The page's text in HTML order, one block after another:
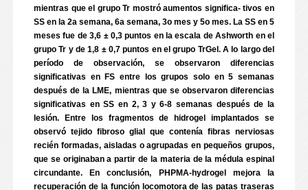
mientras que el grupo Tr mostró aumentos significa- tivos en
SS en la 2a semana, 6a semana, 3o mes y 5o mes. La SS en 5
meses fue de 3,6 ± 0,3 puntos en la escala de Ashworth en el
grupo Tr y de 1,8 ± 0,7 puntos en el grupo TrGel. A lo largo del
período de observación, se observaron diferencias
significativas en FS entre los grupos solo en 5 semanas
después de la LME, mientras que se observaron diferencias
significativas en SS en 2, 3 y 6-8 semanas después de la
lesión. Entre los fragmentos de hidrogel implantados se
observó tejido fibroso glial que contenía fibras nerviosas
recién formadas, aisladas o agrupadas en pequeños grupos,
que se originaban a partir de la materia de la médula espinal
circundante. En conclusión, PHPMA-hydrogel mejora la
recuperación de la función locomotora de las patas traseras